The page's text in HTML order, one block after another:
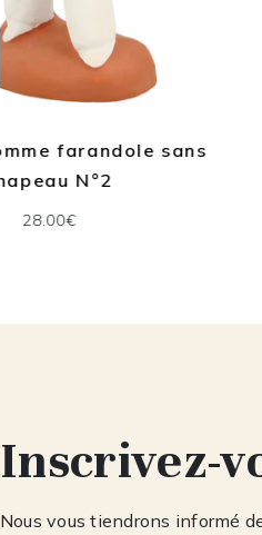
Provençale
Inscrivez-
Nous vous tiendrons informé